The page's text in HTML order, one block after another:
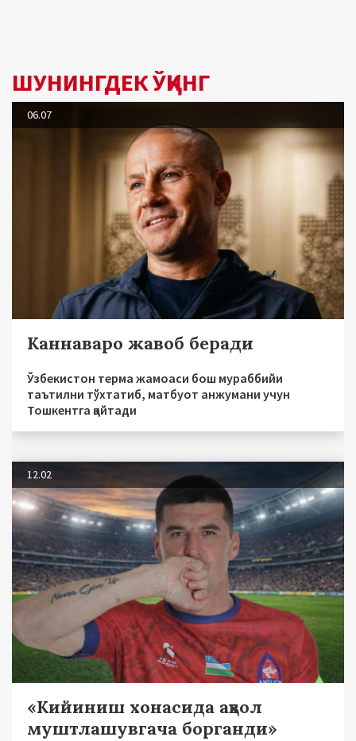
ШУНИНГДЕК ЎҚИНГ
06.07
Каннаваро жавоб беради
Ўзбекистон терма жамоаси бош мураббийи
таътилни тўхтатиб, матбуот анжумани учун
Тошкентга қайтади
12.02
«Кийиниш хонасида аҳвол
муштлашувгача борганди»